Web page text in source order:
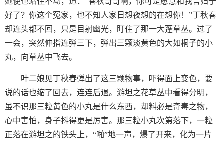
好了？你这个冤家，也不知人家日想夜想的在想你！”丁秋春
却连头都不回，只是目射幽光，盯住了那一大蓬草丛。过了
一会，突然伸指连弹三下，弹出三颗淡黄色的大如桐子的小
丸，向草丛中飞去。
叶二娘见丁秋春弹出了这三颗物事，吓得面上变色，要
说的话也缩了回去，连连后退。游坦之花草丛中看得分明，
虽不识那三粒黄色的小丸是什么东西，却料必是奇毒之物，
心中害怕，身子抖得更是厉害。那三粒小丸次第落下，一粒
正落在游坦之的铁头上，“啪”地一声，爆了开来，化为一片